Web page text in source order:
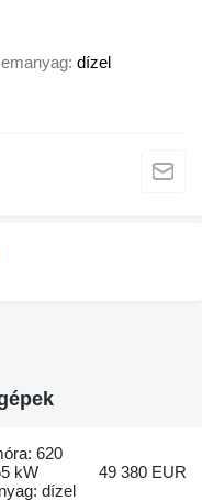
dízel
620
kW
dízel
49 380 EUR